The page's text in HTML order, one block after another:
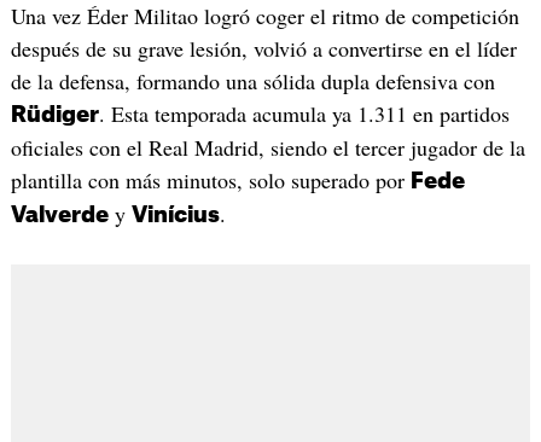
Una vez Éder Militao logró coger el ritmo de competición
después de su grave lesión, volvió a convertirse en el líder
de la defensa, formando una sólida dupla defensiva con
Rüdiger. Esta temporada acumula ya 1.311 en partidos
oficiales con el Real Madrid, siendo el tercer jugador de la
plantilla con más minutos, solo superado por Fede
Valverdey Vinícius.